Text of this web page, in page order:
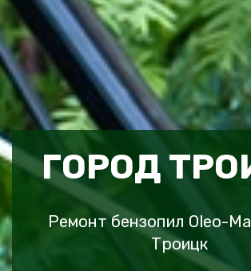
ГОРОД
Ремонт бензопил Oleo-
Троицк